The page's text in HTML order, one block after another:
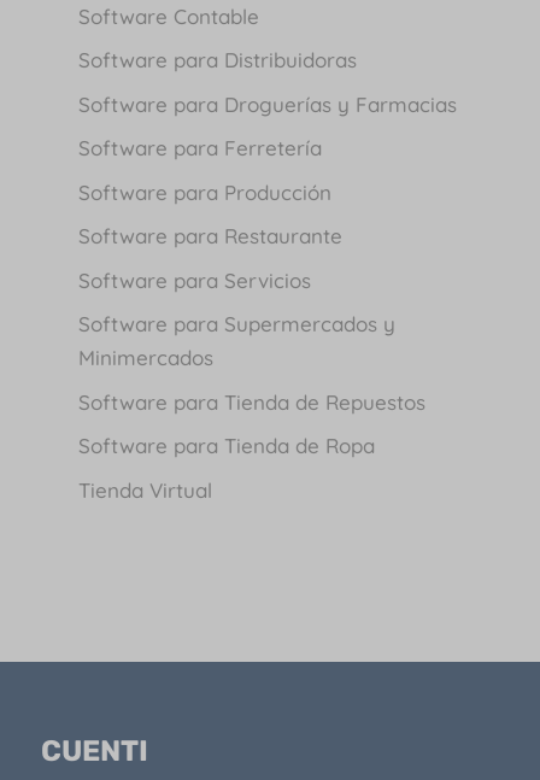
Software Contable
Software para Distribuidoras
Software para Droguerías y Farmacias
Software para Ferretería
Software para Producción
Software para Restaurante
Software para Servicios
Software para Supermercados y
Minimercados
Software para Tienda de Repuestos
Software para Tienda de Ropa
Tienda Virtual
CUENTI